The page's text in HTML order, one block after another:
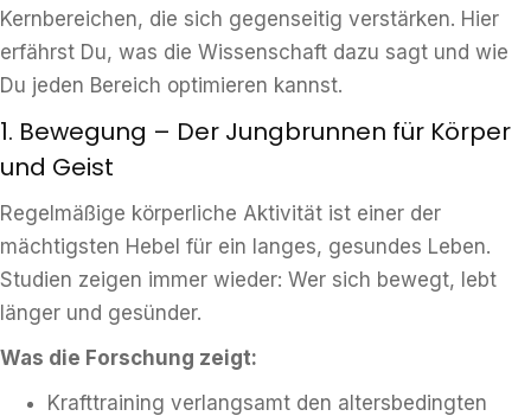
Kernbereichen, die sich gegenseitig verstärken. Hier
erfährst Du, was die Wissenschaft dazu sagt und wie
Du jeden Bereich optimieren kannst.
1. Bewegung – Der Jungbrunnen für Körper
und Geist
Regelmäßige körperliche Aktivität ist einer der
mächtigsten Hebel für ein langes, gesundes Leben.
Studien zeigen immer wieder: Wer sich bewegt, lebt
länger und gesünder.
Was die Forschung zeigt:
Krafttraining verlangsamt den altersbedingten